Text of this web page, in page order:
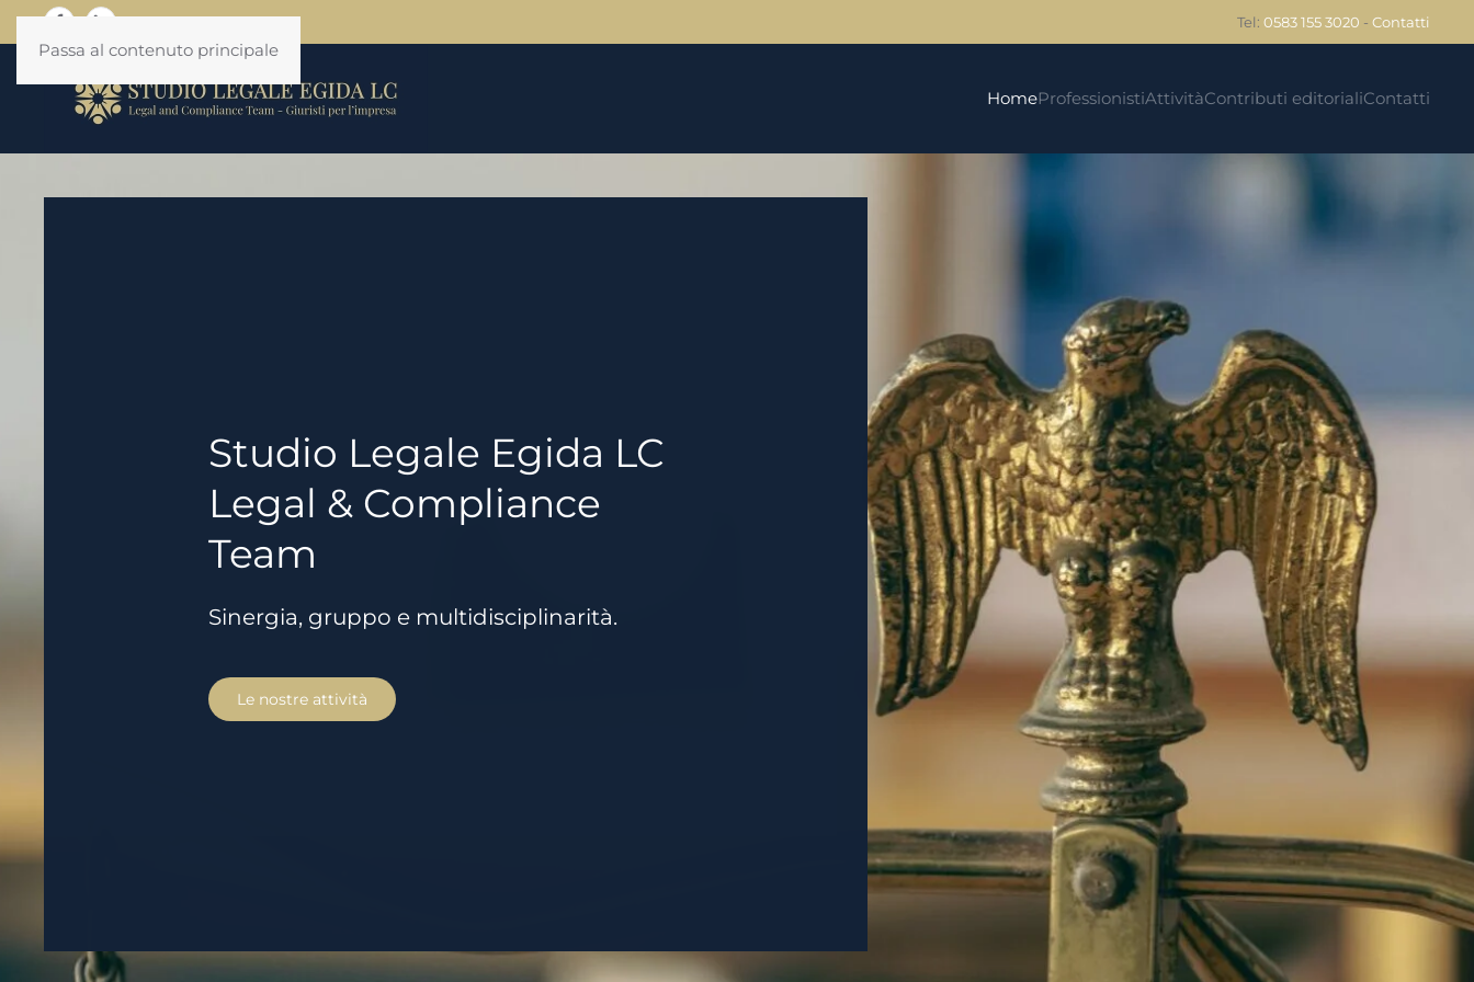
Passa al contenuto principale
Tel: 0583 155 3020 - Contatti
HomeProfessionistiAttivitàContributi editorialiContatti
Studio Legale Egida LC
Legal & Compliance
Team
Sinergia, gruppo e multidisciplinarità.
Le nostre attività